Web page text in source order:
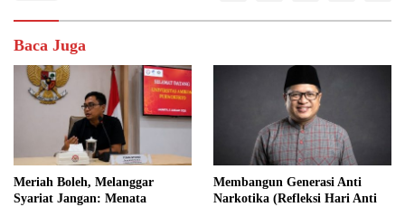
Baca Juga
Meriah Boleh, Melanggar
Syariat Jangan: Menata
Membangun Generasi Anti
Narkotika (Refleksi Hari Anti